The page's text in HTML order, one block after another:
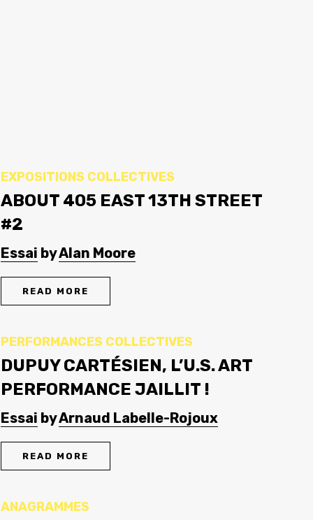
EXPOSITIONS COLLECTIVES
ABOUT 405 EAST 13TH STREET
#2
Essai byAlan Moore
READ MORE
PERFORMANCES COLLECTIVES
DUPUY CARTÉSIEN, L’U.S. ART
PERFORMANCE JAILLIT !
Essai byArnaud Labelle-Rojoux
READ MORE
ANAGRAMMES